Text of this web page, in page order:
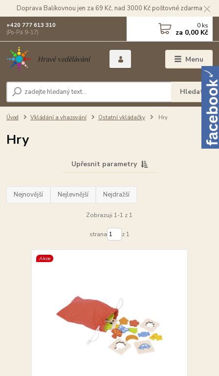
Doprava Balíkovnou jen za 69 Kč, nad 3000 Kč poštovné zdarma
Menu
Hledat
+420 777 613 310
(Po-Pá 9-17)
0 ks
za 0,00 Kč
Úvod Vkládání a vhazování Ostatní vkládačky Hry
Hry
Upřesnit parametry
Nejnovější Nejlevnější Nejdražší
Zobrazuji 1-1 z 1
strana z 1
Akce